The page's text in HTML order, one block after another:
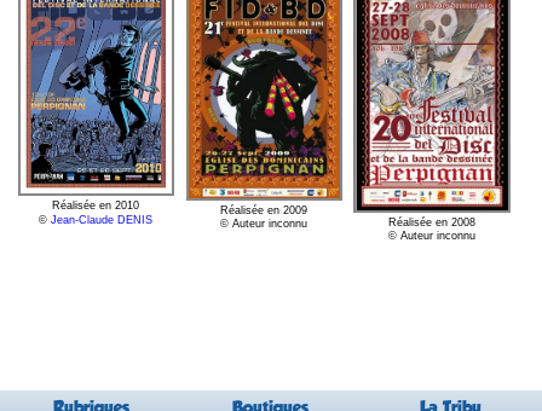
Réalisée en 2010
©Jean-Claude DENIS
Réalisée en 2009
© Auteur inconnu
Réalisée en 2008
© Auteur inconnu